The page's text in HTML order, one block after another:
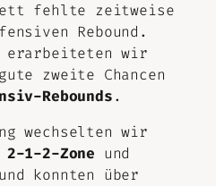
fehlte zeitweise
Rebound.
erarbeiteten wir
zweite Chancen
Rebounds.
wechselten wir
2-1-2-Zone und
konnten über